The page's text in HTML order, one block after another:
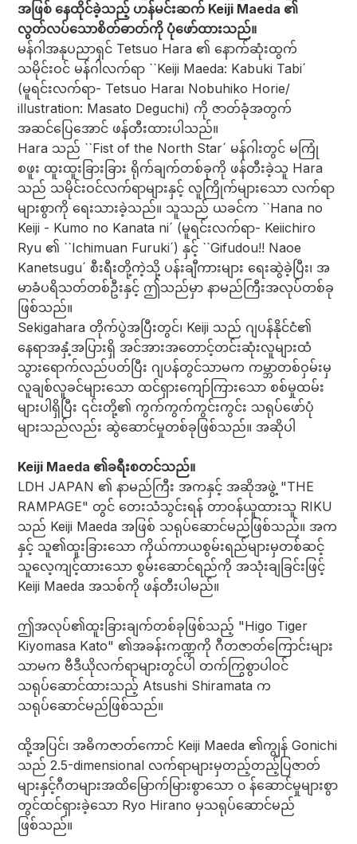
အဖြစ် နေထိုင်ခဲ့သည့် ဟန်မင်းဆက် Keiji Maeda ၏
လွတ်လပ်သောစိတ်ဓာတ်ကို ပုံဖော်ထားသည်။
မန်ဂါအနုပညာရှင် Tetsuo Hara ၏ နောက်ဆုံးထွက်
သမိုင်းဝင် မန်ဂါလက်ရာ ``Keiji Maeda: Kabuki Tabi´
(မူရင်းလက်ရာ- Tetsuo Hara၊ Nobuhiko Horie/
illustration: Masato Deguchi) ကို ဇာတ်ခုံအတွက်
အဆင်ပြေအောင် ဖန်တီးထားပါသည်။
Hara သည် ``Fist of the North Star´ မန်ဂါးတွင် မကြုံ
စဖူး ထူးထူးခြားခြား ရိုက်ချက်တစ်ခုကို ဖန်တီးခဲ့သူ Hara
သည် သမိုင်းဝင်လက်ရာများနှင့် လူကြိုက်များသော လက်ရာ
များစွာကို ရေးသားခဲ့သည်။ သူသည် ယခင်က ``Hana no
Keiji - Kumo no Kanata ni´ (မူရင်းလက်ရာ- Keiichiro
Ryu ၏ ``Ichimuan Furuki´) နှင့် ``Gifudou!! Naoe
Kanetsugu´ စီးရီးတို့ကဲ့သို့ ပန်းချီကားများ ရေးဆွဲခဲ့ပြီး၊ အ
မာခံပရိသတ်တစ်ဦးနှင့် ဤသည်မှာ နာမည်ကြီးအလုပ်တစ်ခု
ဖြစ်သည်။
Sekigahara တိုက်ပွဲအပြီးတွင်၊ Keiji သည် ဂျပန်နိုင်ငံ၏
နေရာအနှံ့အပြားရှိ အင်အားအတောင့်တင်းဆုံးလူများထံ
သွားရောက်လည်ပတ်ပြီး ဂျပန်တွင်သာမက ကမ္ဘာတစ်ဝှမ်းမှ
လူချစ်လူခင်များသော ထင်ရှားကျော်ကြားသော စစ်မှုထမ်း
များပါရှိပြီး ၎င်းတို့၏ ကွက်ကွက်ကွင်းကွင်း သရုပ်ဖော်ပုံ
များသည်လည်း ဆွဲဆောင်မှုတစ်ခုဖြစ်သည်။ အဆိုပါ
Keiji Maeda ၏ခရီးစတင်သည်။
LDH JAPAN ၏ နာမည်ကြီး အကနှင့် အဆိုအဖွဲ့ "THE
RAMPAGE" တွင် တေးသံသွင်းရန် တာဝန်ယူထားသူ RIKU
သည် Keiji Maeda အဖြစ် သရုပ်ဆောင်မည်ဖြစ်သည်။ အက
နှင့် သူ၏ထူးခြားသော ကိုယ်ကာယစွမ်းရည်များမှတစ်ဆင့်
သူလေ့ကျင့်ထားသော စွမ်းဆောင်ရည်ကို အသုံးချခြင်းဖြင့်
Keiji Maeda အသစ်ကို ဖန်တီးပါမည်။
ဤအလုပ်၏ထူးခြားချက်တစ်ခုဖြစ်သည့် "Higo Tiger
Kiyomasa Kato" ၏အခန်းကဏ္ဍကို ဂီတဇာတ်ကြောင်းများ
သာမက ဗီဒီယိုလက်ရာများတွင်ပါ တက်ကြွစွာပါဝင်
သရုပ်ဆောင်ထားသည့် Atsushi Shiramata က
သရုပ်ဆောင်မည်ဖြစ်သည်။
ထို့အပြင်၊ အဓိကဇာတ်ကောင် Keiji Maeda ၏ကျွန် Gonichi
သည် 2.5-dimensional လက်ရာများမှတည့်တည့်ပြဇာတ်
များနှင့်ဂီတများအထိမြောက်မြားစွာသော ၀ န်ဆောင်မှုများစွာ
တွင်ထင်ရှားခဲ့သော Ryo Hirano မှသရုပ်ဆောင်မည်
ဖြစ်သည်။